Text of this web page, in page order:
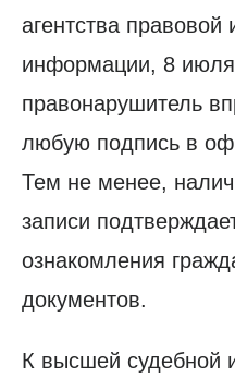
агентства правовой
информации, 8 июля
правонарушитель
любую подпись в
Тем не менее,
записи
ознакомления
документов.
К высшей судебной